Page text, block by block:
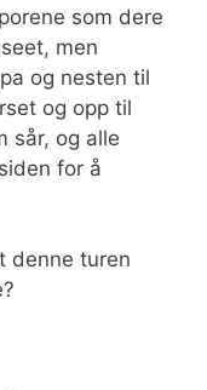
som dere
men
og nesten til
og opp til
sår, og alle
for å
denne turen